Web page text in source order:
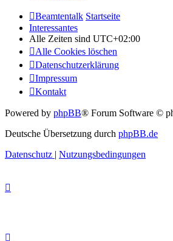
Beamtentalk Startseite
Interessantes
Alle Zeiten sind UTC+02:00
Alle Cookies löschen
Datenschutzerklärung
Impressum
Kontakt
Powered by phpBB® Forum Software ©
Deutsche Übersetzung durch phpBB.de
Datenschutz | Nutzungsbedingungen